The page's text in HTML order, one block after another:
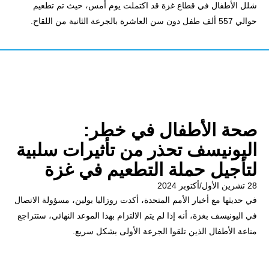
شلل الأطفال في قطاع غزة قد اكتملت يوم أمس، حيث تم تطعيم
حوالي 557 ألف طفل دون سن العاشرة بالجرعة الثانية من اللقاح.
صحة الأطفال في خطر:
اليونيسف تحذر من تأثيرات سلبية
لتأجيل حملة التطعيم في غزة
28 تشرين الأول/أكتوبر 2024
في حديثها مع أخبار الأمم المتحدة، أكدت روزاليا بولين، مسؤولة الاتصال
في اليونيسف بغزة، أنه إذا لم يتم الالتزام بهذا الموعد النهائي، ستتراجع
مناعة الأطفال الذين تلقوا الجرعة الأولى بشكل سريع.